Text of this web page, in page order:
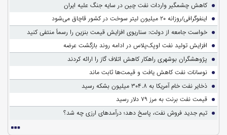
کاهش چشمگیر واردات نفت چین در سایه جنگ علیه ایران
اینفوگرافی/روزانه ۲۰ میلیون لیتر سوخت در کشور قاچاق می‌شود
خواست جامعه از دولت: سناریوی افزایش قیمت بنزین را رسماً منتفی کنید
افزایش تولید نفت اوپک‌پلاس در ادامه روند بازگشت عرضه
پژوهشگران بوشهری راهکار کاهش اتلاف گاز را ارائه کردند
نوسانات نفت کاهش یافت و قیمت‌ها ثابت ماند
ذخایر نفت خام آمریکا به ۳۰۴.۸ میلیون بشکه رسید
قیمت نفت برنت به مرز ۷۹ دلار رسید
تیم جدید فروش نفت، پاسخ دهد؛ درآمدهای ارزی چه شد؟